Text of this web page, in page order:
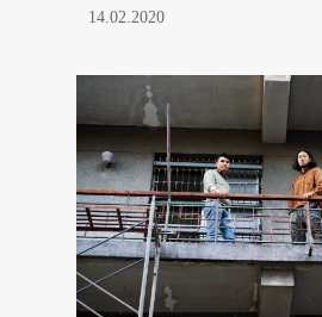
14.02.2020